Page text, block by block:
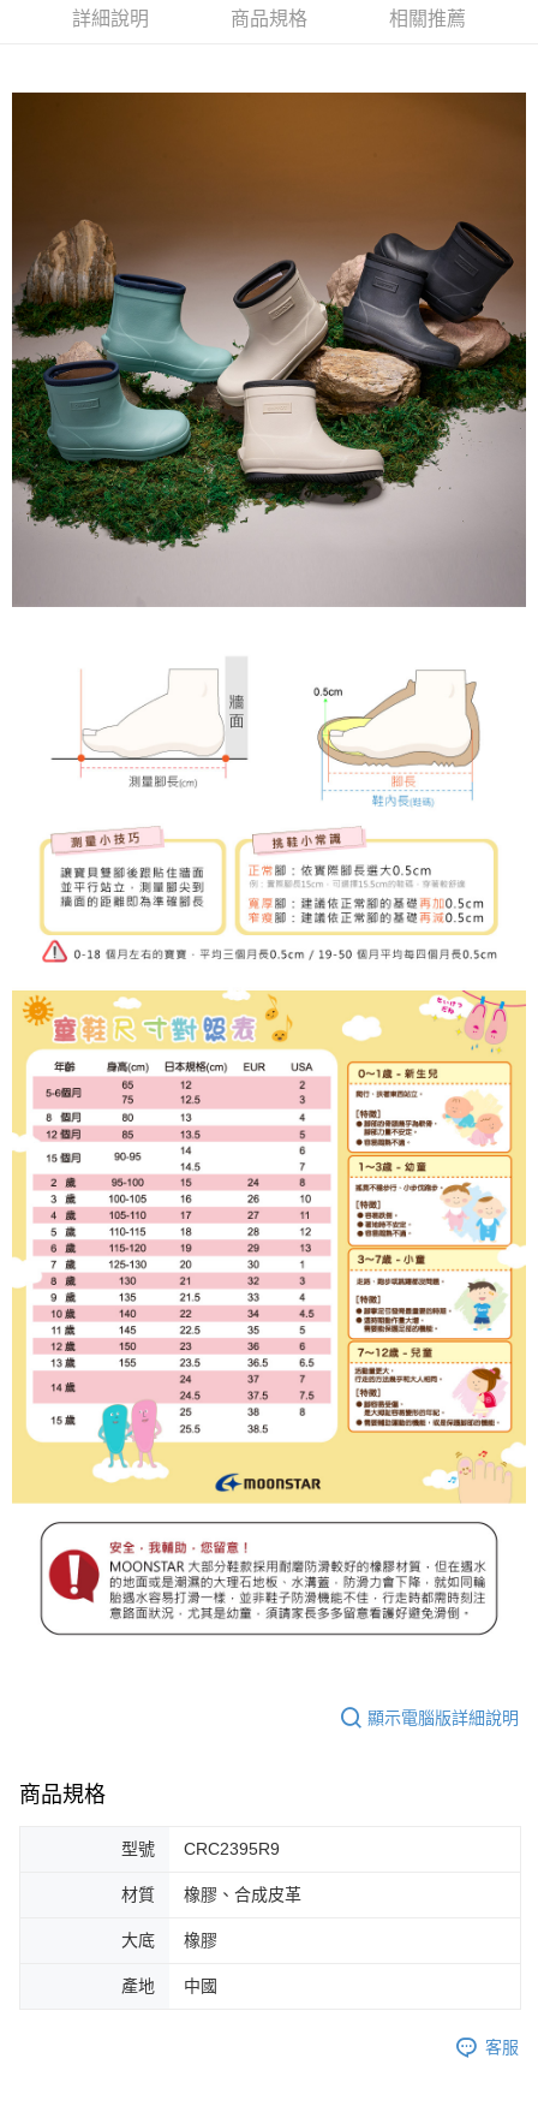
１．簡單：不需註冊會員、不需綁卡、不需儲值。
２．便利：只要手機號碼，簡訊認證，即可結帳。
【「AFTEE先享後付」結帳流程】
※ 請注意：結帳手續完成當下不需立刻繳費，但若您需要取消訂單，請聯絡
購買商品的店家。未經商家同意取消之訂單仍視為有效，需透過AFTEE先享
後付繳納相關費用。
※ 交易是否成功請以「AFTEE先享後付 」之結帳頁面顯示為準，若有關於
是否繳費成功／繳費後需取消欲退款等相關疑問，請聯繫「AFTEE先享後付
客戶支援中心」https://netprotections.freshdesk.com/support/home
【注意事項】
１．透過由恩沛科技股份有限公司提供之「AFTEE先享後付」服務完成之交
易，需依本服務之必要範圍內提供個人資料，並將交易相關給付款項請求債
權轉讓予恩沛科技股份有限公司。
２．關於個人資料處理事宜，請瀏覽以下網址：
https://aftee.tw/terms/#terms3
３．未成年的使用者請事先徵得法定代理人或監護人之同意方可使用
「AFTEE先享後付」，若未經同意申辦者引起之損失，本公司不負相關責
恩沛科技股份有限公司將有權停止該用戶之使用額度並採取法律行動。
運送方式
每筆NT$80，滿NT$888(含以上)免運費
7-11取貨
每筆NT$80，滿NT$1,000(含以上)免運費
宅配
每筆NT$80，滿NT$1,000(含以上)免運費
詳細說明 商品規格 相關推薦
顯示電腦版詳細說明
商品規格
型號 CRC2395R9
材質 橡膠、合成皮革
大底 橡膠
產地 中國
客服